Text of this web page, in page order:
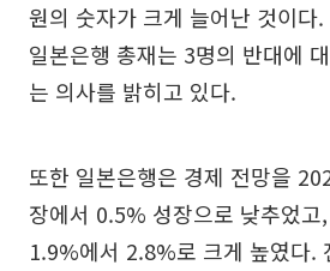
원의 숫자가 크게 늘어난 것이다
일본은행 총재는 3명의 반대에
는 의사를 밝히고 있다.
또한 일본은행은 경제 전망을
장에서 0.5% 성장으로 낮추었고
1.9%에서 2.8%로 크게 높였다.